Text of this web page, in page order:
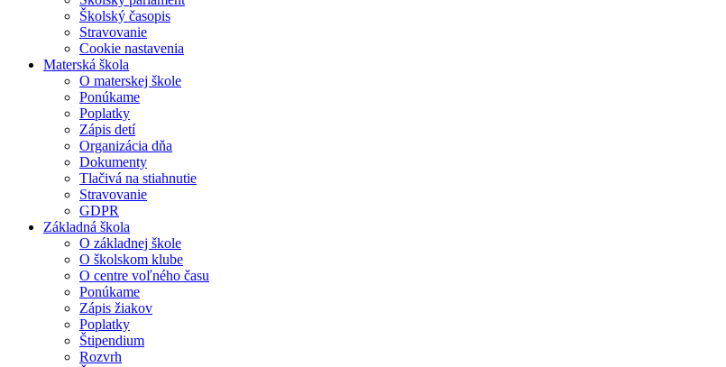
Školský časopis
Stravovanie
Cookie nastavenia
Materská škola
O materskej škole
Ponúkame
Poplatky
Zápis detí
Organizácia dňa
Dokumenty
Tlačivá na stiahnutie
Stravovanie
GDPR
Základná škola
O základnej škole
O školskom klube
O centre voľného času
Ponúkame
Zápis žiakov
Poplatky
Štipendium
Rozvrh